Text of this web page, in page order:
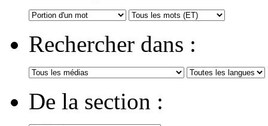
Rechercher dans :
De la section :